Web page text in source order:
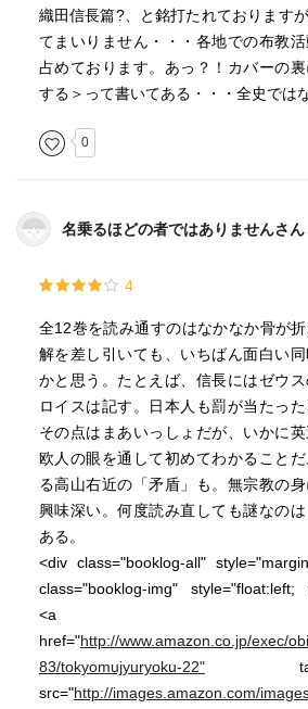
織田信長篇?、と銘打たれております
てまいりません・・・各地での布教
占めております。あっ？！カバーの
する＞って書いてある・・・全史では
0
名乗るほどの者ではありませんさん
4
全12巻を読み通すのはなかなか骨が
解を差し引いても、いちばん面白い
かと思う。たとえば、信長にはゼウ
ロイスは記す。日本人も罰が当たった
その点はまあいっしょだが、いかに
欧人の眼を通して初めてわかること
る高山右近の「矛盾」も。無宗教の
興味深い。何度読み直しても謎なの
ある。
<div class="booklog-all"
class="booklog-img" style="float:left;
<a
href="http://www.amazon.co.jp/exec/
83/tokyomujyuryoku-22"
src="http://images.amazon.com/